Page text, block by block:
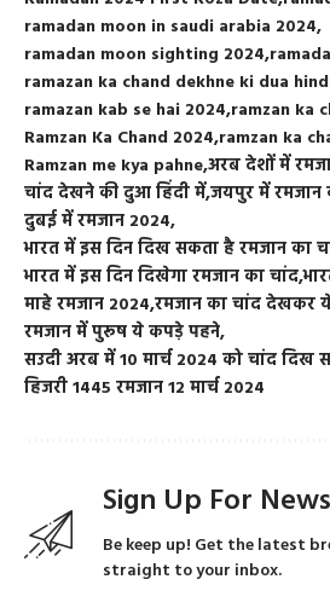
ramadan moon in saudi arabia 2024
ramadan moon sighting 2024
ramazan ka chand dekhne ki dua
ramazan kab se hai 2024 ramzan ka
Ramzan Ka Chand 2024 ramzan ka
Ramzan me kya pahneअरब देशों में
चांद देखने की दुआ हिंदी मेंजयपुर में
दुबई में रमजान 2024
भारत में इस दिन दिख सकता है रमजान का
भारत में इस दिन दिखेगा रमजान का चांद
माहे रमजान 2024 रमजान का चांद देखकर
रमजान में पुरूष ये कपड़े पहने
सउदी अरब में 10 मार्च 2024 को चांद दिख
हिजरी 1445 रमजान 12 मार्च 2024
Sign Up For
Be keep up! Get the latest
straight to your inbox.